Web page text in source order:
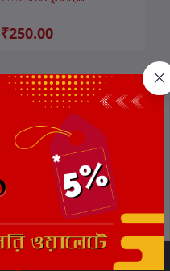
₹250.00
প্রত্যাবর্তন নীতিমালা
গোপনীয়তা নীতি